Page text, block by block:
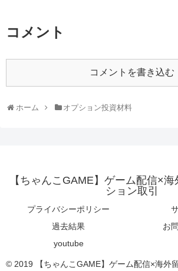
コメント
コメントを書き込む
ホーム オプション投資材料
【ちゃんこGAME】ゲーム配信×
ション取引
プライバシーポリシー
過去結果
お
youtube
© 2019 【ちゃんこGAME】ゲーム配信×海外